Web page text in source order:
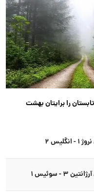
را برایتان بهشت
۲
۳ - سوئیس ۱